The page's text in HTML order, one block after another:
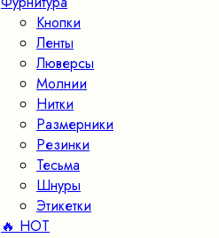
Кнопки
Ленты
Люверсы
Молнии
Нитки
Размерники
Резинки
Тесьма
Шнуры
Этикетки
🔥 HOT